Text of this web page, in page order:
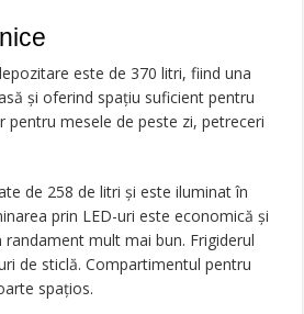
este de 370 litri, fiind una
și oferind spațiu suficient pentru
pentru mesele de peste zi, petreceri
de 258 de litri și este iluminat în
prin LED-uri este economică și
mult mai bun. Frigiderul
de sticlă. Compartimentul pentru
spațios.